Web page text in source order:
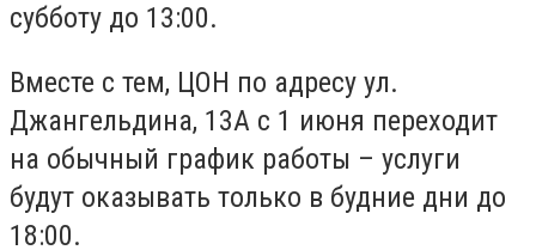
субботу до 13:00.
Вместе с тем, ЦОН по адресу ул.
Джангельдина, 13А с 1 июня переходит
на обычный график работы – услуги
будут оказывать только в будние дни до
18:00.